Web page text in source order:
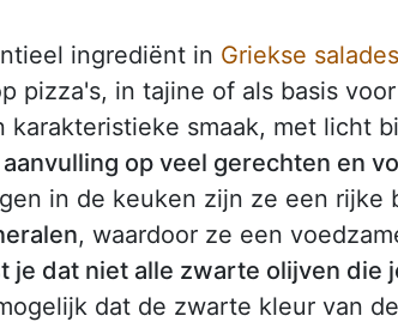
ingrediënt in Griekse salades
pizza's, in tajine of als basis voor
karakteristieke smaak, met licht
op veel gerechten en
in de keuken zijn ze een rijke
, waardoor ze een
je dat niet alle zwarte olijven die
dat de zwarte kleur van